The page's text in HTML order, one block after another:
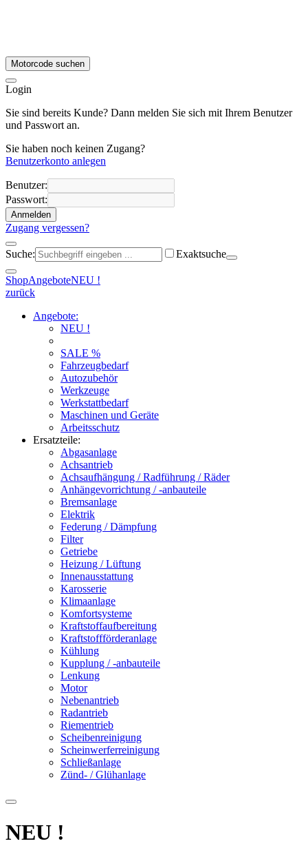
Motorcode suchen
Login
Sie sind bereits Kunde? Dann melden Sie sich mit Ihrem Benutzer
und Passwort an.
Sie haben noch keinen Zugang?
Benutzerkonto anlegen
Benutzer:
Passwort:
Anmelden
Zugang vergessen?
Suche: Exaktsuche
ShopAngeboteNEU !
zurück
Angebote:
NEU !
SALE %
Fahrzeugbedarf
Autozubehör
Werkzeuge
Werkstattbedarf
Maschinen und Geräte
Arbeitsschutz
Ersatzteile:
Abgasanlage
Achsantrieb
Achsaufhängung / Radführung / Räder
Anhängevorrichtung / -anbauteile
Bremsanlage
Elektrik
Federung / Dämpfung
Filter
Getriebe
Heizung / Lüftung
Innenausstattung
Karosserie
Klimaanlage
Komfortsysteme
Kraftstoffaufbereitung
Kraftstoffförderanlage
Kühlung
Kupplung / -anbauteile
Lenkung
Motor
Nebenantrieb
Radantrieb
Riementrieb
Scheibenreinigung
Scheinwerferreinigung
Schließanlage
Zünd- / Glühanlage
NEU !